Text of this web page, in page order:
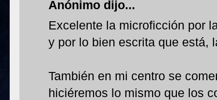
Anónimo dijo...
Excelente la microficción por
y por lo bien escrita que está,
También en mi centro se
hiciéremos lo mismo que los